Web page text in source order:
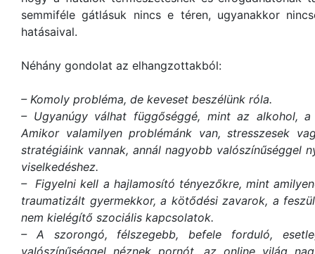
semmiféle gátlásuk nincs e téren, ugyanakkor
hatásaival.
Néhány gondolat az elhangzottakból:
– Komoly probléma, de keveset beszélünk róla.
– Ugyanúgy válhat függőséggé, mint az alkohol,
Amikor valamilyen problémánk van, stresszesek
stratégiáink vannak, annál nagyobb valószínűséggel
viselkedéshez.
– Figyelni kell a hajlamosító tényezőkre, mint
traumatizált gyermekkor, a kötődési zavarok, a
nem kielégítő szociális kapcsolatok.
– A szorongó, félszegebb, befele forduló,
valószínűséggel néznek pornót, az online világ